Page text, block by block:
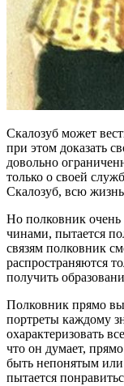
Скалозуб может
при этом доказать
довольно
только о своей
Скалозуб, всю
Но полковник
чинами, пытается
связям полковник
распространяются
получить
Полковник прямо
портреты каждому
охарактеризовать
что он думает,
быть непонятым
пытается